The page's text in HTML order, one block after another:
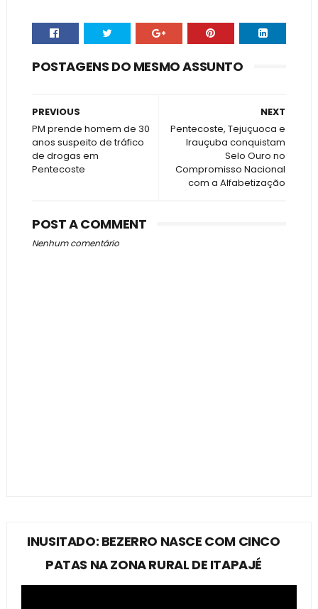
POSTAGENS DO MESMO ASSUNTO
NEXT
Pentecoste, Tejuçuoca e
Irauçuba conquistam
Selo Ouro no
Compromisso Nacional
com a Alfabetização
PREVIOUS
PM prende homem de 30
anos suspeito de tráfico
de drogas em
Pentecoste
POST A COMMENT
Nenhum comentário
INUSITADO: BEZERRO NASCE COM CINCO
PATAS NA ZONA RURAL DE ITAPAJÉ